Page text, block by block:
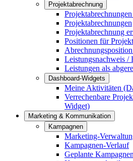
Projektabrechnung
Projektabrechnungen
Projektabrechnung
Positionen für
Leistungsnachweis /
Leistungen als
Dashboard-Widgets
Meine Aktivitäten
Verrechenbare
Widget)
Marketing & Kommunikation
Kampagnen
Marketing-
Kampagnen-Verlauf
Geplante Kampagnen